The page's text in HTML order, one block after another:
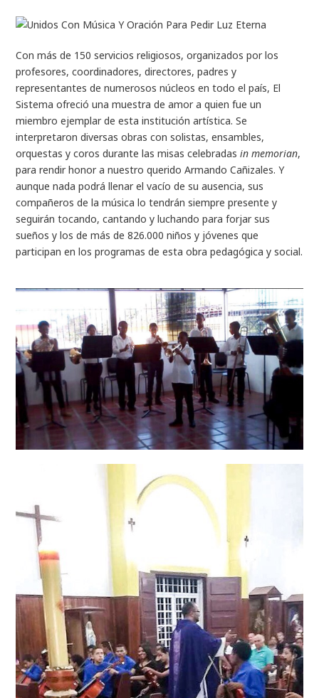
Con más de 150 servicios religiosos, organizados por los
profesores, coordinadores, directores, padres y
representantes de numerosos núcleos en todo el país, El
Sistema ofreció una muestra de amor a quien fue un
miembro ejemplar de esta institución artística. Se
interpretaron diversas obras con solistas, ensambles,
orquestas y coros durante las misas celebradasin memorian,
para rendir honor a nuestro querido Armando Cañizales. Y
aunque nada podrá llenar el vacío de su ausencia, sus
compañeros de la música lo tendrán siempre presente y
seguirán tocando, cantando y luchando para forjar sus
sueños y los de más de 826.000 niños y jóvenes que
participan en los programas de esta obra pedagógica y social.